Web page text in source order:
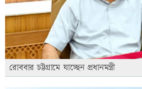
রোববার চট্টগ্রামে যাচ্ছেন প্রধানমন্ত্রী